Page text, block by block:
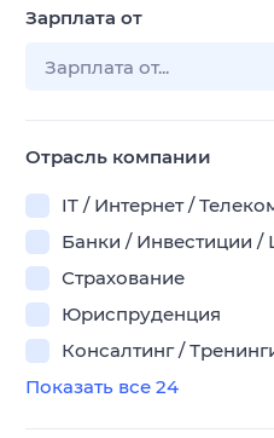
Зарплата от
Отрасль компании
IT / Интернет /
Банки / Инвестиции /
Страхование
Юриспруденция
Консалтинг /
Показать все 24